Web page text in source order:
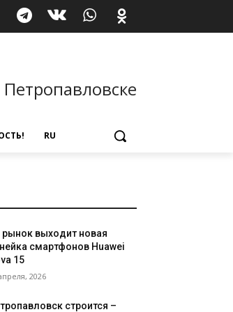
RU
рынок выходит новая
смартфонов Huawei
15
2026
строится –